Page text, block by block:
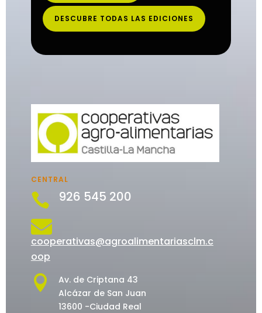
DESCUBRE TODAS LAS EDICIONES
CENTRAL
 926 545 200

cooperativas@agroalimentariasclm.c
oop

Av. de Criptana 43
Alcázar de San Juan
13600 -Ciudad Real